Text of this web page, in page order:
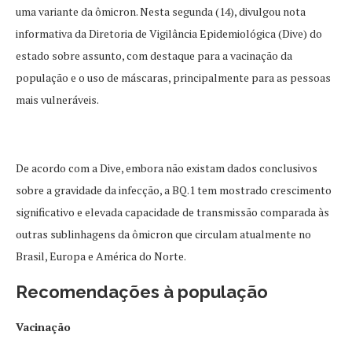
uma variante da ômicron. Nesta segunda (14), divulgou nota
informativa da Diretoria de Vigilância Epidemiológica (Dive) do
estado sobre assunto, com destaque para a vacinação da
população e o uso de máscaras, principalmente para as pessoas
mais vulneráveis.
De acordo com a Dive, embora não existam dados conclusivos
sobre a gravidade da infecção, a BQ.1 tem mostrado crescimento
significativo e elevada capacidade de transmissão comparada às
outras sublinhagens da ômicron que circulam atualmente no
Brasil, Europa e América do Norte.
Recomendações à população
Vacinação